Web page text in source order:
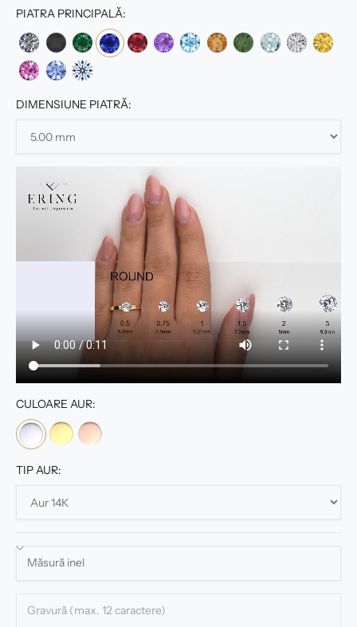
PIATRA PRINCIPALĂ:
DIMENSIUNE PIATRĂ:
CULOARE AUR:
TIP AUR: